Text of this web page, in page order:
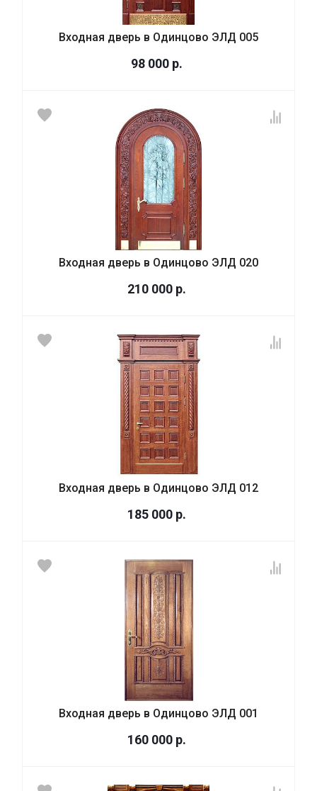
Входная дверь в Одинцово ЭЛД 005
98 000 р.
Входная дверь в Одинцово ЭЛД 020
210 000 р.
Входная дверь в Одинцово ЭЛД 012
185 000 р.
Входная дверь в Одинцово ЭЛД 001
160 000 р.